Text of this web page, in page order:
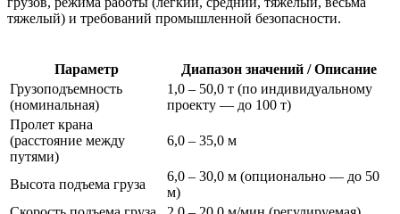
тяжелый) и требований промышленной безопасности.
Параметр
Диапазон значений / Описание
Грузоподъемность
(номинальная)
1,0 – 50,0 т (по индивидуальному
проекту — до 100 т)
Пролет крана
(расстояние между
путями)
6,0 – 35,0 м
Высота подъема груза
6,0 – 30,0 м (опционально — до 50
м)